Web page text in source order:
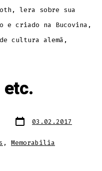
lera sobre sua
e criado na Bucovina,
cultura alemã,
Data
do
03.02.2017
, Memorabilia